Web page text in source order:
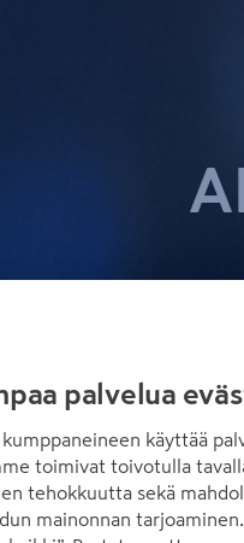
palvelua
käyttää
toimivat toivotulla
tehokkuutta sekä
mainonnan